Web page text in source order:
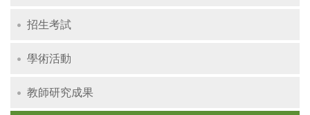
招生考試
學術活動
教師研究成果